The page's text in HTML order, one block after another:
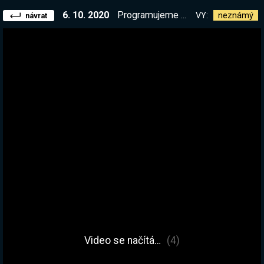
návrat 6. 10. 2020 Programujeme opičí dělníky! !list VY: neznámý
Video se načítá… (4)